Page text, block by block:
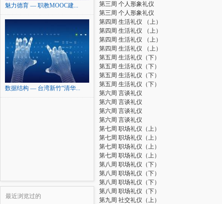
魅力德育 — 职教MOOC建...
数据结构 — 台湾新竹“清华...
最近浏览过的
第三周 个人形象礼仪
第三周 个人形象礼仪
第四周 生活礼仪 （上）
第四周 生活礼仪 （上）
第四周 生活礼仪 （上）
第四周 生活礼仪 （上）
第五周 生活礼仪（下）
第五周 生活礼仪（下）
第五周 生活礼仪（下）
第五周 生活礼仪（下）
第六周 言谈礼仪
第六周 言谈礼仪
第六周 言谈礼仪
第六周 言谈礼仪
第七周 职场礼仪（上）
第七周 职场礼仪（上）
第七周 职场礼仪（上）
第七周 职场礼仪（上）
第八周 职场礼仪（下）
第八周 职场礼仪（下）
第八周 职场礼仪（下）
第八周 职场礼仪（下）
第九周 社交礼仪（上）